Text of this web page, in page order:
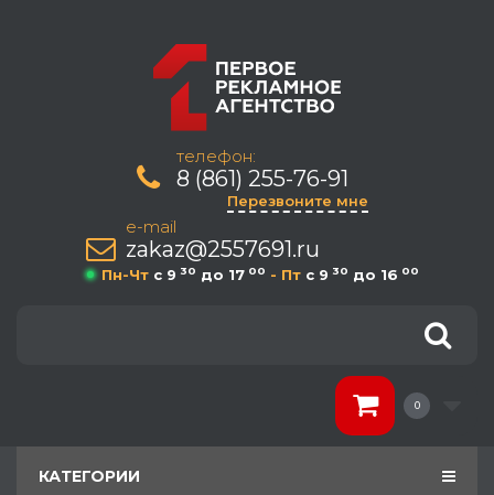
телефон:
8 (861) 255-76-91
Перезвоните мне
e-mail
zakaz@2557691.ru
Пн-Чт c 9 30 до 17 00 - Пт c 9 30 до 16 00
0
КАТЕГОРИИ